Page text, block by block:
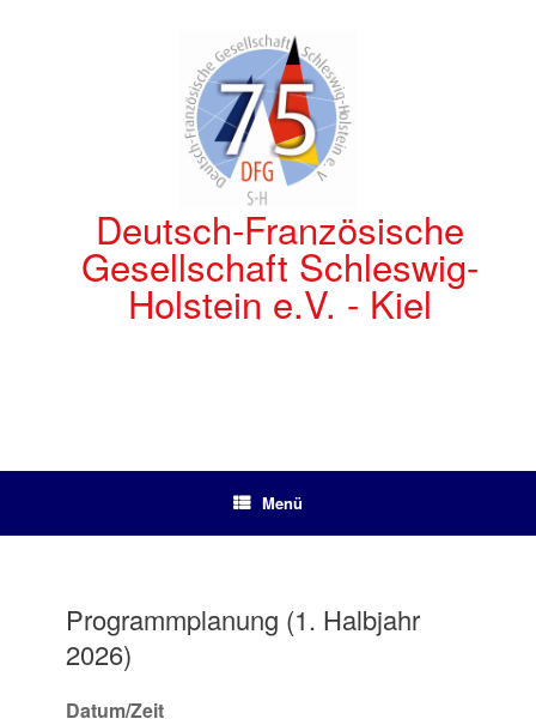
Deutsch-Französische
Gesellschaft Schleswig-
Holstein e.V. - Kiel
Menü
Programmplanung (1. Halbjahr
2026)
Datum/Zeit